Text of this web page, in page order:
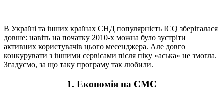
В Україні та інших країнах СНД популярність ICQ зберігалася
довше: навіть на початку 2010-х можна було зустріти
активних користувачів цього месенджера. Але довго
конкурувати з іншими сервісами після піку «аська» не змогла.
Згадуємо, за що таку програму так любили.
1. Економія на СМС